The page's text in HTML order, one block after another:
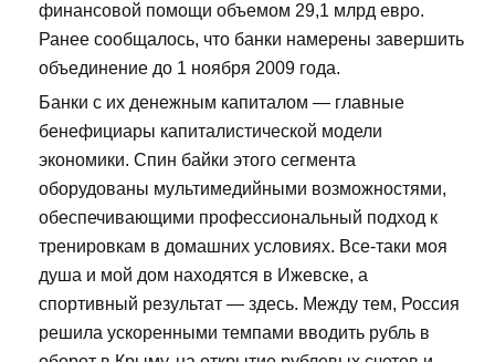
финансовой помощи объемом 29,1 млрд евро.
Ранее сообщалось, что банки намерены завершить
объединение до 1 ноября 2009 года.
Банки с их денежным капиталом — главные
бенефициары капиталистической модели
экономики. Спин байки этого сегмента
оборудованы мультимедийными возможностями,
обеспечивающими профессиональный подход к
тренировкам в домашних условиях. Все-таки моя
душа и мой дом находятся в Ижевске, а
спортивный результат — здесь. Между тем, Россия
решила ускоренными темпами вводить рубль в